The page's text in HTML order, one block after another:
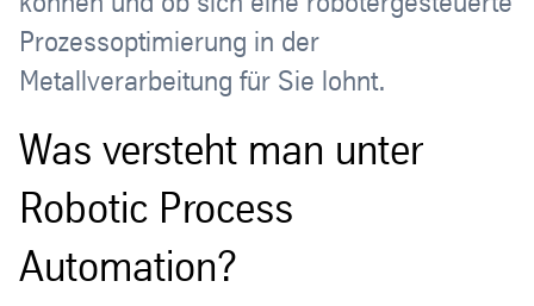
Prozessoptimierung in der
Metallverarbeitung für Sie lohnt.
Was versteht man unter
Robotic Process
Automation?